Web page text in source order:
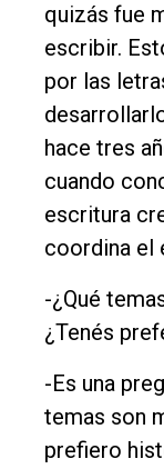
Rural
Deportes
Fúnebres
Edición
Empresa
Nosotros
quizás fue
escribir.
por las
hace tres
cuando
escritura
coordina el
-¿Qué
¿Tenés
-Es una
temas son
prefiero